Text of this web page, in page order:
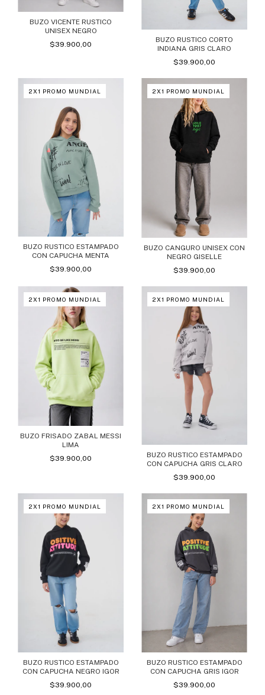
BUZO VICENTE RUSTICO
UNISEX NEGRO
$39.900,00
BUZO RUSTICO CORTO
INDIANA GRIS CLARO
$39.900,00
2X1 PROMO MUNDIAL
BUZO RUSTICO ESTAMPADO
CON CAPUCHA MENTA
$39.900,00
2X1 PROMO MUNDIAL
BUZO CANGURO UNISEX CON
NEGRO GISELLE
$39.900,00
2X1 PROMO MUNDIAL
BUZO FRISADO ZABAL MESSI
LIMA
$39.900,00
2X1 PROMO MUNDIAL
BUZO RUSTICO ESTAMPADO
CON CAPUCHA GRIS CLARO
$39.900,00
2X1 PROMO MUNDIAL
BUZO RUSTICO ESTAMPADO
CON CAPUCHA NEGRO IGOR
$39.900,00
2X1 PROMO MUNDIAL
BUZO RUSTICO ESTAMPADO
CON CAPUCHA GRIS IGOR
$39.900,00